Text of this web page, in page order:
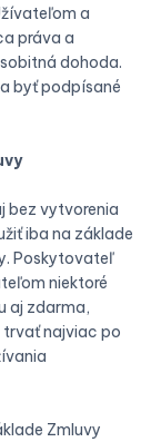
a
práva a
dohoda.
byť podpísané
bez vytvorenia
iba na základe
Poskytovateľ
niektoré
aj zdarma,
najviac po
Zmluvy